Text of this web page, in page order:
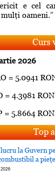
e cel
Curs
2026
= 5.0941
= 4.3981 RON
= 5.8664 RON
Top
la Guvern
a